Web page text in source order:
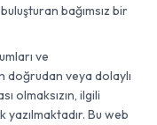
bağımsız bir
ve
doğrudan veya dolaylı
olmaksızın, ilgili
yazılmaktadır. Bu web